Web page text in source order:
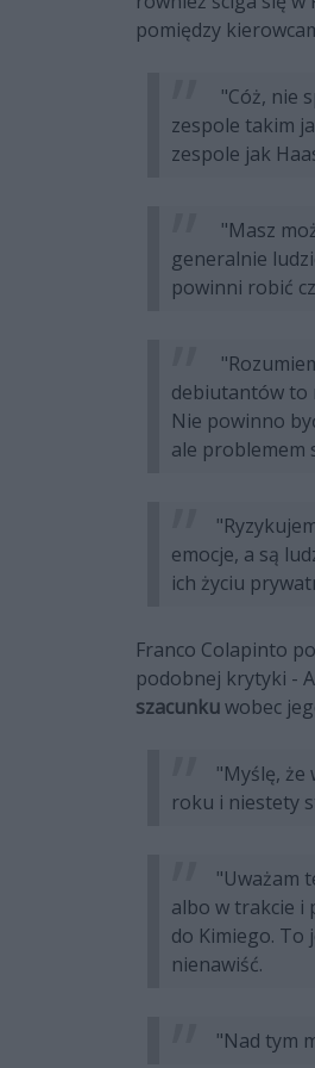
pomiędzy
"Cóż, nie
zespole takim
zespole jak
"Masz
generalnie
powinni robić
debiutantów to
Nie powinno
ale problemem
emocje, a są
ich życiu
Franco Colapinto
podobnej krytyki -
szacunkuwobec
"Myślę, że
roku i niestety
"Uważam
albo w trakcie i
do Kimiego. To
nienawiść.
"Nad tym